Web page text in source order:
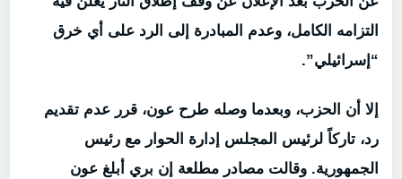
التزامه الكامل، وعدم المبادرة إلى الرد على أي خرق
“إسرائيلي”.
إلا أن الحزب، وبعدما وصله طرح عون، قرر عدم تقديم
رد، تاركاً لرئيس المجلس إدارة الحوار مع رئيس
الجمهورية. وقالت مصادر مطلعة إن بري أبلغ عون